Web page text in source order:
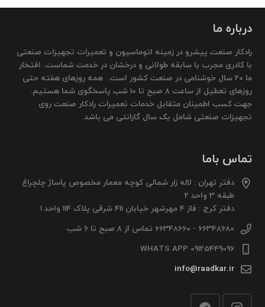
درباره ما
رادکار صنعت پیشرو در زمینه اتوماسیون و تعمیرات تجهیزات صنعتی
با کادری مجرب با سابقه طولانی و درخشان در خدمت شماست. افتخار
ما 20 سال خوشنامی در صنعت کشور است. همه روزهای هفته حتی
روزهای تعطیل از ساعت 8 صبح تا 10 شب پاسخگوی شما هستیم.
جهت کسب اطمینان متقابل خدمات تعمیرات رادکار صنعت روی
تجهیزات صنعتی شامل یک سال گارانتی می باشد.
تماس باما
دفتر تهران : لاله زار شمالی کوچه معمار مخصوص پاساژ چلچراغ
طبقه 3 واحد 2
دفتر کرج : فاز 4 مهرشهر خیابان 411 شرقی پلاک 114 واحد 1
66348680 - 66348660 تماس از 8 صبح تا 6 شب
09125449096 WHATS APP
info@raadkar.ir